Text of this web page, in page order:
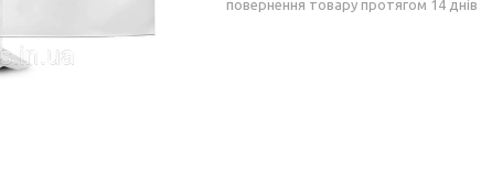
повернення товару протягом 14 днів